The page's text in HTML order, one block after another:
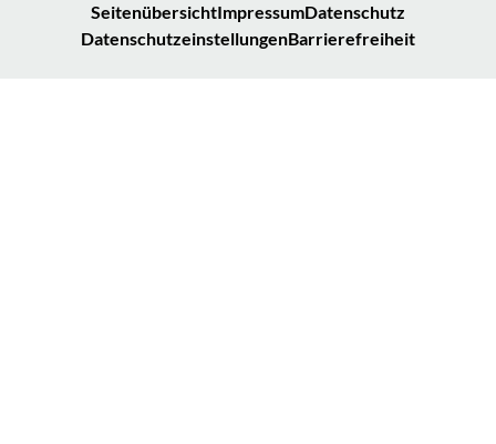
SeitenübersichtImpressumDatenschutz
DatenschutzeinstellungenBarrierefreiheit